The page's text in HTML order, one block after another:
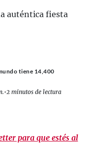
auténtica fiesta
tiene 14,400
•2 minutos de lectura
para que estés al